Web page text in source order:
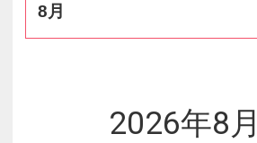
8月
2026年8月